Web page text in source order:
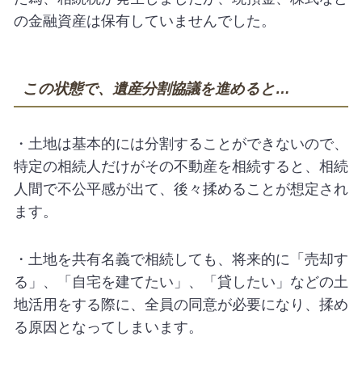
の金融資産は保有していませんでした。
この状態で、遺産分割協議を進めると…
・土地は基本的には分割することができないので、
特定の相続人だけがその不動産を相続すると、相続
人間で不公平感が出て、後々揉めることが想定され
ます。
・土地を共有名義で相続しても、将来的に「売却す
る」、「自宅を建てたい」、「貸したい」などの土
地活用をする際に、全員の同意が必要になり、揉め
る原因となってしまいます。